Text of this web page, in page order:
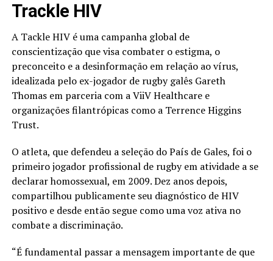
Trackle HIV
A Tackle HIV é uma campanha global de
conscientização que visa combater o estigma, o
preconceito e a desinformação em relação ao vírus,
idealizada pelo ex-jogador de rugby galês Gareth
Thomas em parceria com a ViiV Healthcare e
organizações filantrópicas como a Terrence Higgins
Trust.
O atleta, que defendeu a seleção do País de Gales, foi o
primeiro jogador profissional de rugby em atividade a se
declarar homossexual, em 2009. Dez anos depois,
compartilhou publicamente seu diagnóstico de HIV
positivo e desde então segue como uma voz ativa no
combate a discriminação.
“É fundamental passar a mensagem importante de que